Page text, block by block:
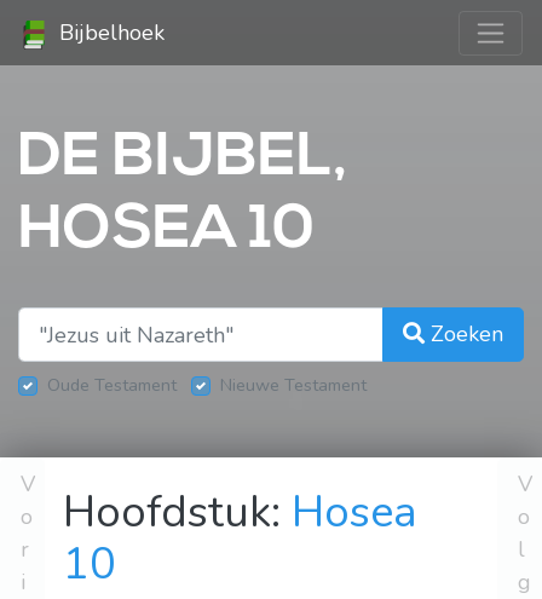
Bijbelhoek
DE BIJBEL,
HOSEA 10
Zoeken
Oude Testament Nieuwe Testament
V
o
r
i
Hoofdstuk: Hosea
10
V
o
l
g